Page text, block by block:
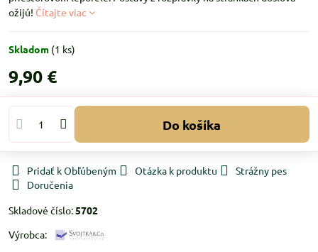
ožijú! Čítajte viac
Skladom (1 ks)
9,90 €
Do košíka
Pridať k Obľúbeným Otázka k produktu
Strážny pes
Doručenia
Skladové číslo:5702
Výrobca: